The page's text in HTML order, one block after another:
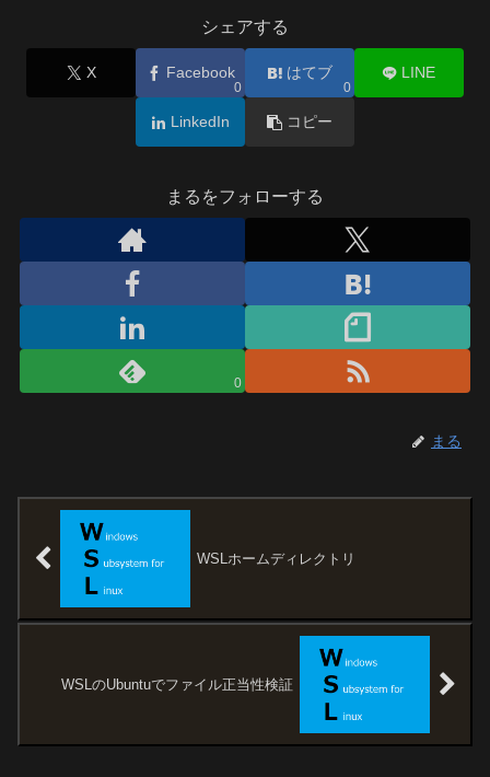
シェアする
X Facebook
0
はてブ
0
LINE
LinkedIn コピー
まるをフォローする
0
まる
WSLホームディレクトリ
WSLのUbuntuでファイル正当性検証